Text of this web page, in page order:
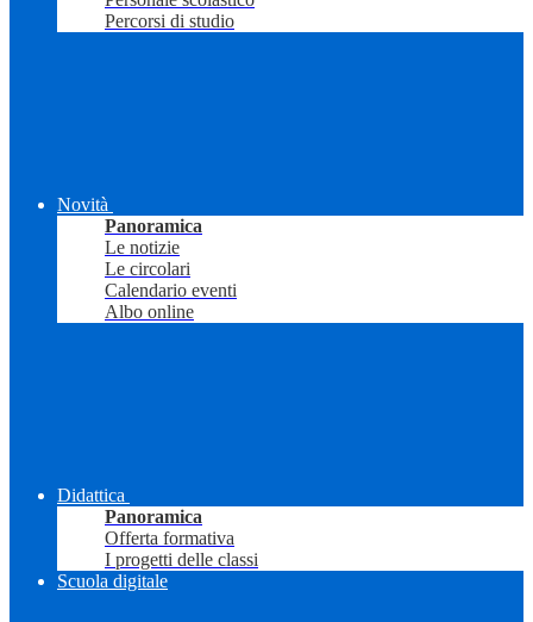
Percorsi di studio
Novità
Panoramica
Le notizie
Le circolari
Calendario eventi
Albo online
Didattica
Panoramica
Offerta formativa
I progetti delle classi
Scuola digitale